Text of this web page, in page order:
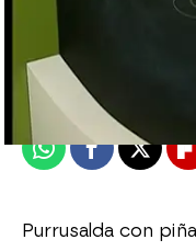
Nova
Publicado:
WhatsappFacebook
X
Purrusalda con